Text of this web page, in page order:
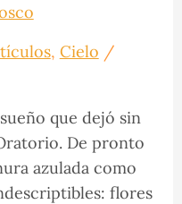
, Cielo /
que dejó sin
De pronto
azulada como
flores